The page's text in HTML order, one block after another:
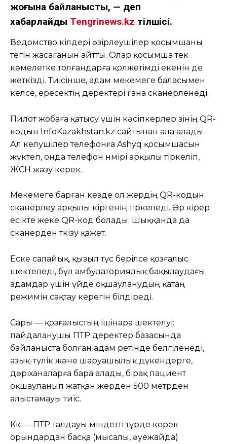
жоғына байланысты, — деп
хабарлайды Tengrinews.kz тілшісі.
Ведомство өкілдері әзірлеушілер қосымшаны
тегін жасағанын айтты. Олар қосымша тек
кәмелетке толғандарға қолжетімді екенін де
жеткізді. Тиісінше, адам мекемеге баласымен
келсе, ересектің деректері ғана сканерленеді. ⠀
Пилот жобаға қатысу үшін кәсіпкерлер өзінің QR-
кодын InfoKazakhstan.kz сайтынан ала алады.
Ал келушілер телефонға Ashyq қосымшасын
жүктеп, онда телефон нөмірі арқылы тіркеліп,
ЖСН жазу керек.
Мекемеге барған кезде ол жердің QR-кодын
сканерлеу арқылы кіргенің тіркеледі. Әр кірер
есікте жеке QR-код болады. Шыққанда да
сканерден өткізу қажет.
Еске салайық, қызыл түс берілсе қозғалыс
шектеледі, бұл амбулаториялық бақылаудағы
адамдар үшін үйде оқшауланудың қатаң
режимін сақтау керегін білдіреді.
Сары — қозғалыстың ішінара шектелуі:
пайдаланушы ПТР деректер базасында
байланыста болған адам ретінде белгіленеді,
азық-түлік және шаруашылық дүкендерге,
дәріханаларға бара алады, бірақ пациент
оқшауланып жатқан жерден 500 метрден
алыстамауы тиіс.
Көк — ПТР талдауы міндетті түрде керек
орындардан басқа (мысалы, әуежайда)